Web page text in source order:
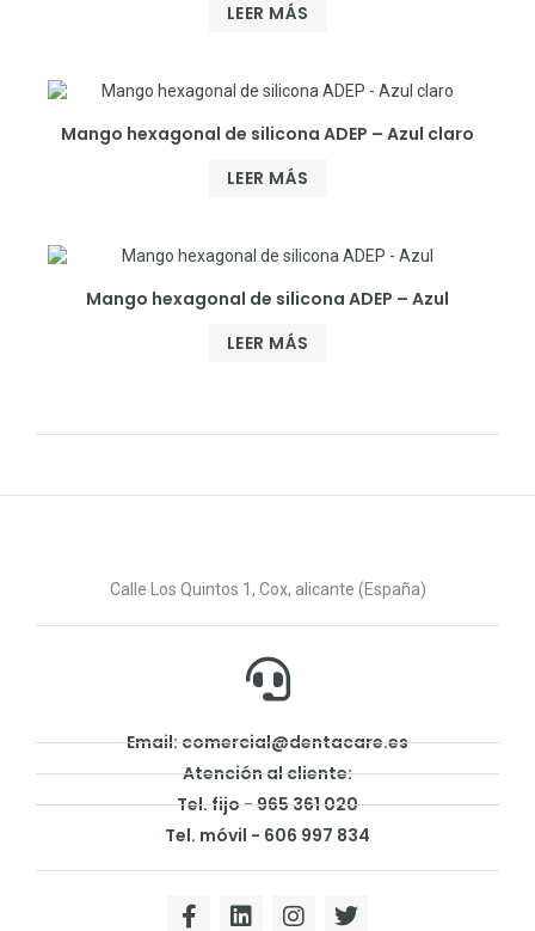
LEER MÁS
Mango hexagonal de silicona ADEP – Azul claro
LEER MÁS
Mango hexagonal de silicona ADEP – Azul
LEER MÁS
Calle Los Quintos 1, Cox, alicante (España)
Email: comercial@dentacare.es
Atención al cliente:
Tel. fijo - 965 361 020
Tel. móvil - 606 997 834